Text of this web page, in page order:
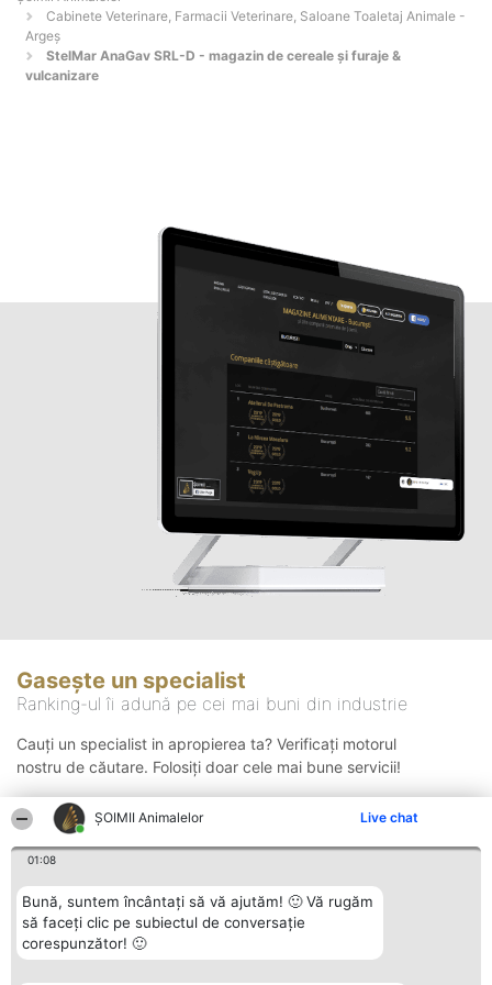
ŞOIMII Animalelor Live chat
01:08
Bună, suntem încântați să vă ajutăm! 🙂 Vă rugăm
să faceți clic pe subiectul de conversație
corespunzător! 🙂
Cabinete Veterinare, Farmacii Veterinare, Saloane Toaletaj Animale -
Argeş
StelMar AnaGav SRL-D - magazin de cereale și furaje &
vulcanizare
Gasește un specialist
Ranking-ul îi adună pe cei mai buni din industrie
Cauți un specialist in apropierea ta? Verificați motorul
nostru de căutare. Folosiți doar cele mai bune servicii!